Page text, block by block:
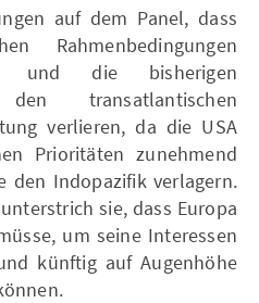
auf dem Panel, dass
Rahmenbedingungen
und die bisherigen
transatlantischen
verlieren, da die USA
Prioritäten zunehmend
den Indopazifik verlagern.
sie, dass Europa
um seine Interessen
künftig auf Augenhöhe